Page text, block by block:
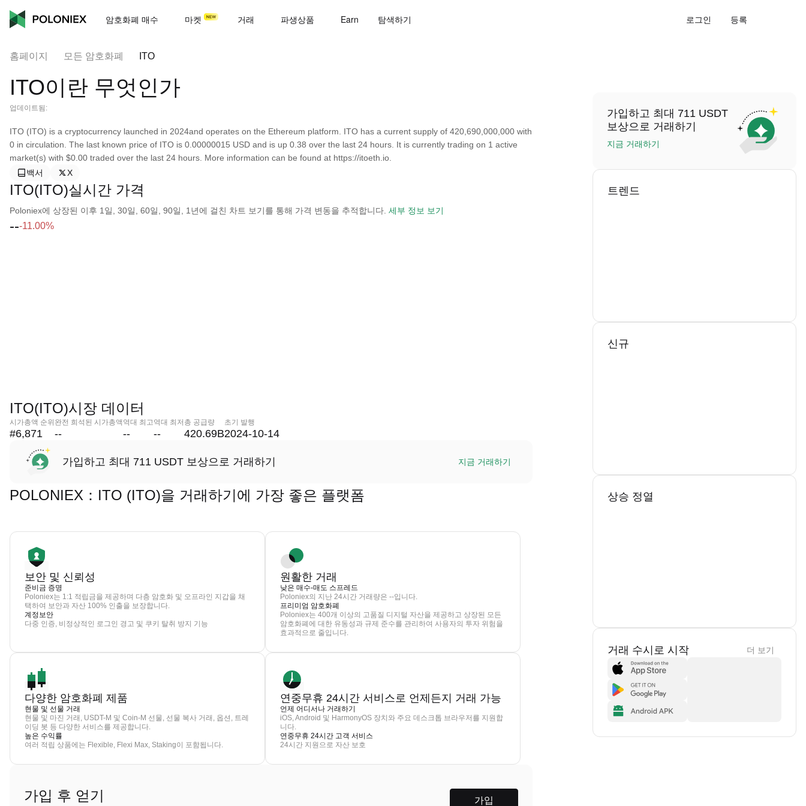
암호화폐 매수 마켓 거래 파생상품 Earn 탐색하기 로그인 등록
홈페이지 모든 암호화폐 ITO
ITO이란 무엇인가
업데이트됨:
ITO (ITO) is a cryptocurrency launched in 2024and operates on the Ethereum platform. ITO has a current supply of 420,690,000,000 with
0 in circulation. The last known price of ITO is 0.00000015 USD and is up 0.38 over the last 24 hours. It is currently trading on 1 active
market(s) with $0.00 traded over the last 24 hours. More information can be found at https://itoeth.io.
백서
X
ITO(ITO)실시간 가격
Poloniex에 상장된 이후 1일, 30일, 60일, 90일, 1년에 걸친 차트 보기를 통해 가격 변동을 추적합니다. 세부 정보 보기
---11.00%
ITO(ITO)시장 데이터
시가총액 순위
#6,871
완전 희석된 시가총액
--
역대 최고
--
역대 최저
--
총 공급량
420.69B
초기 발행
2024-10-14
가입하고 최대 711 USDT 보상으로 거래하기 지금 거래하기
POLONIEX：ITO (ITO)을 거래하기에 가장 좋은 플랫폼
보안 및 신뢰성
준비금 증명
Poloniex는 1:1 적립금을 제공하며 다층 암호화 및 오프라인 지갑을 채
택하여 보안과 자산 100% 인출을 보장합니다.
계정보안
다중 인증, 비정상적인 로그인 경고 및 쿠키 탈취 방지 기능
원활한 거래
낮은 매수-매도 스프레드
Poloniex의 지난 24시간 거래량은 --입니다.
프리미엄 암호화폐
Poloniex는 400개 이상의 고품질 디지털 자산을 제공하고 상장된 모든
암호화폐에 대한 유동성과 규제 준수를 관리하여 사용자의 투자 위험을
효과적으로 줄입니다.
다양한 암호화폐 제품
현물 및 선물 거래
현물 및 마진 거래, USDT-M 및 Coin-M 선물, 선물 복사 거래, 옵션, 트레
이딩 봇 등 다양한 서비스를 제공합니다.
높은 수익률
여러 적립 상품에는 Flexible, Flexi Max, Staking이 포함됩니다.
연중무휴 24시간 서비스로 언제든지 거래 가능
언제 어디서나 거래하기
iOS, Android 및 HarmonyOS 장치와 주요 데스크톱 브라우저를 지원합
니다.
연중무휴 24시간 고객 서비스
24시간 지원으로 자산 보호
가입 후 얻기 가입
가입하고 최대 711 USDT
보상으로 거래하기
지금 거래하기
트렌드
신규
상승 정열
거래 수시로 시작 더 보기